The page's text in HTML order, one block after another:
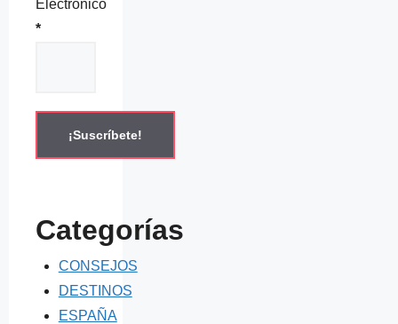
Electrónico
*
Categorías
CONSEJOS
DESTINOS
ESPAÑA